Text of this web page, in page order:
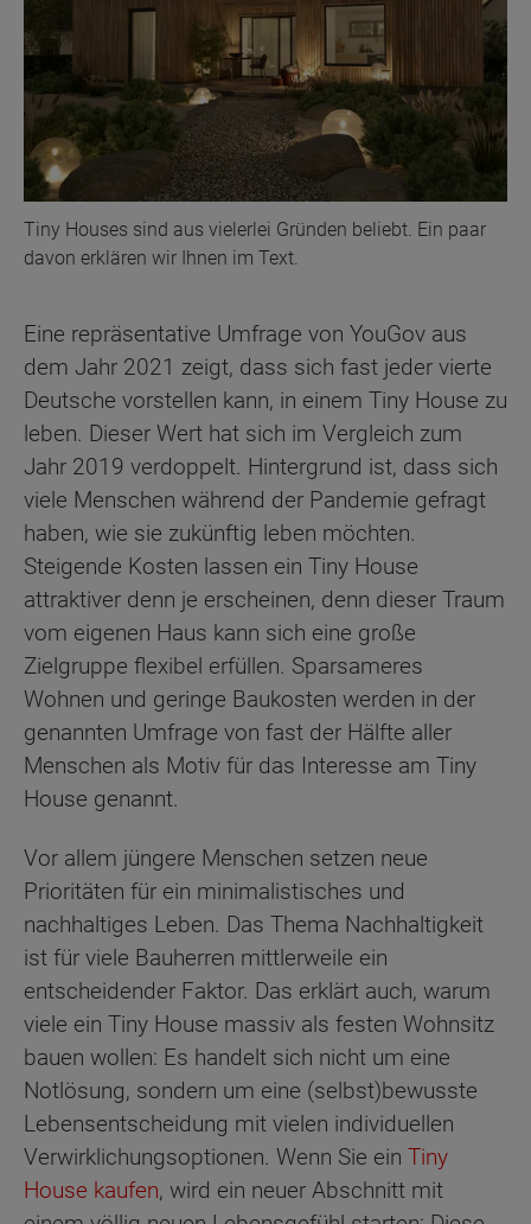
Tiny Houses sind aus vielerlei Gründen beliebt. Ein paar
davon erklären wir Ihnen im Text.
Eine repräsentative Umfrage von YouGov aus
dem Jahr 2021 zeigt, dass sich fast jeder vierte
Deutsche vorstellen kann, in einem Tiny House zu
leben. Dieser Wert hat sich im Vergleich zum
Jahr 2019 verdoppelt. Hintergrund ist, dass sich
viele Menschen während der Pandemie gefragt
haben, wie sie zukünftig leben möchten.
Steigende Kosten lassen ein Tiny House
attraktiver denn je erscheinen, denn dieser Traum
vom eigenen Haus kann sich eine große
Zielgruppe flexibel erfüllen. Sparsameres
Wohnen und geringe Baukosten werden in der
genannten Umfrage von fast der Hälfte aller
Menschen als Motiv für das Interesse am Tiny
House genannt.
Vor allem jüngere Menschen setzen neue
Prioritäten für ein minimalistisches und
nachhaltiges Leben. Das Thema Nachhaltigkeit
ist für viele Bauherren mittlerweile ein
entscheidender Faktor. Das erklärt auch, warum
viele ein Tiny House massiv als festen Wohnsitz
bauen wollen: Es handelt sich nicht um eine
Notlösung, sondern um eine (selbst)bewusste
Lebensentscheidung mit vielen individuellen
Verwirklichungsoptionen. Wenn Sie ein Tiny
House kaufen, wird ein neuer Abschnitt mit